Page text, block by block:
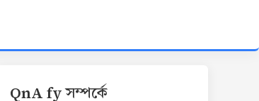
QnA fy সম্পর্কে